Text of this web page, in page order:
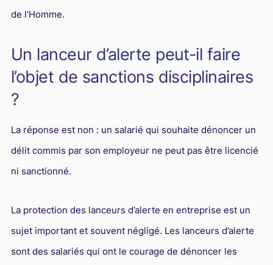
de l’Homme.
Un lanceur d’alerte peut-il faire
l’objet de sanctions disciplinaires
?
La réponse est non : un salarié qui souhaite dénoncer un
délit commis par son employeur ne peut pas être licencié
ni sanctionné.
La protection des lanceurs d’alerte en entreprise est un
sujet important et souvent négligé. Les lanceurs d’alerte
sont des salariés qui ont le courage de dénoncer les